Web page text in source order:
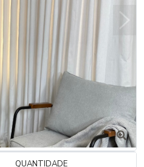
QUANTIDADE